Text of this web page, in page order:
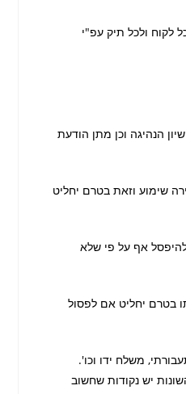
לקוח ולכל תיק עפ"י
הנהיגה וכן מתן הודעת
שימוע וזאת בטרם יחליט
אף על פי שלא
בטרם יחליט אם לפסול
משלח ידו וכו'.
יש נקודות שחשוב